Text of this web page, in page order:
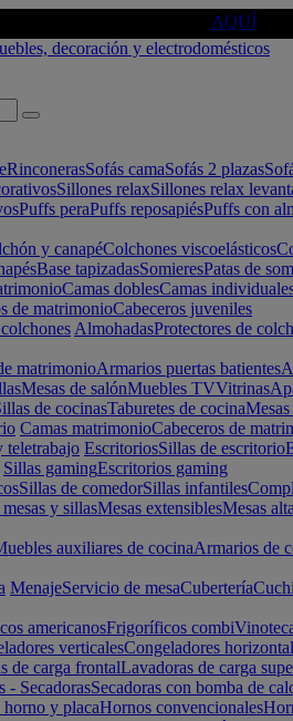
AQUÍ
RinconerasSofás camaSofás 2 plazas
Sillones relaxSillones relax
Puffs peraPuffs reposapiésPuffs con
y canapéColchones viscoelásticos
Base tapizadasSomieresPatas de
Camas doblesCamas
de matrimonioCabeceros juveniles
AlmohadasProtectores de
matrimonioArmarios puertas batientes
Mesas de salónMuebles TVVitrinas
de cocinasTaburetes de cocina
Camas matrimonioCabeceros de
teletrabajo EscritoriosSillas de escritorio
Sillas gamingEscritorios gaming
Sillas de comedorSillas infantiles
y sillasMesas extensiblesMesas
auxiliares de cocinaArmarios de
MenajeServicio de mesaCubertería
americanosFrigoríficos combi
verticalesCongeladores
de carga frontalLavadoras de carga
- SecadorasSecadoras con bomba de
y placaHornos convencionales